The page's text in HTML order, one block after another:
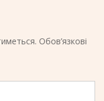
Обов’язкові